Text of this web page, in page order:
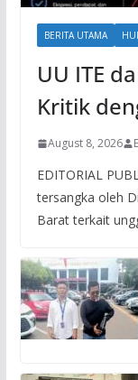
BERITA UTAMA
UU ITE
Kritik
August 8, 2026
EDITORIAL
tersangka oleh
Barat terkait